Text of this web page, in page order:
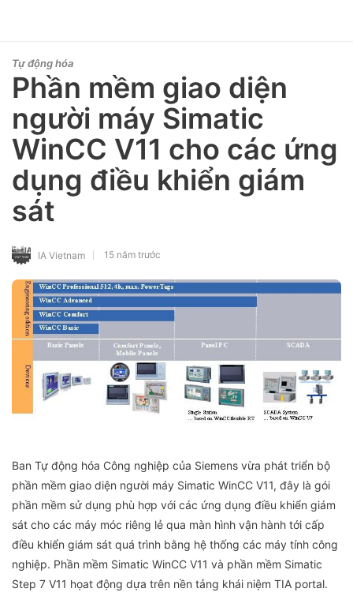
Tự động hóa
Phần mềm giao diện
người máy Simatic
WinCC V11 cho các ứng
dụng điều khiển giám
sát
IA Vietnam 15 năm trước
Ban Tự động hóa Công nghiệp của Siemens vừa phát triển bộ
phần mềm giao diện người máy Simatic WinCC V11, đây là gói
phần mềm sử dụng phù hợp với các ứng dụng điều khiển giám
sát cho các máy móc riêng lẻ qua màn hình vận hành tới cấp
điều khiển giám sát quá trình bằng hệ thống các máy tính công
nghiệp. Phần mềm Simatic WinCC V11 và phần mềm Simatic
Step 7 V11 họat động dựa trên nền tảng khái niệm TIA portal.